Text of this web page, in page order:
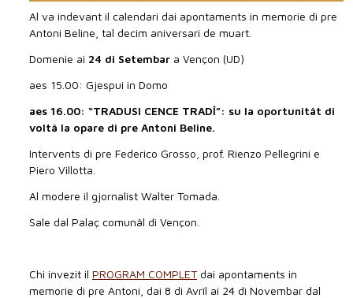
Al va indevant il calendari dai apontaments in memorie di pre
Antoni Beline, tal decim aniversari de muart.
Domenie ai 24 di Setembar a Vençon (UD)
aes 15.00: Gjespui in Domo
aes 16.00: “TRADUSI CENCE TRADÎ”: su la oportunitât di
voltâ la opare di pre Antoni Beline.
Intervents di pre Federico Grosso, prof. Rienzo Pellegrini e
Piero Villotta.
Al modere il gjornalist Walter Tomada.
Sale dal Palaç comunâl di Vençon.
Chi invezit il PROGRAM COMPLETdai apontaments in
memorie di pre Antoni, dai 8 di Avrîl ai 24 di Novembar dal